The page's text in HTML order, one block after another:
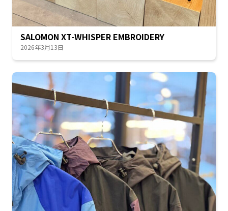
SALOMON XT-WHISPER EMBROIDERY
2026年3月13日